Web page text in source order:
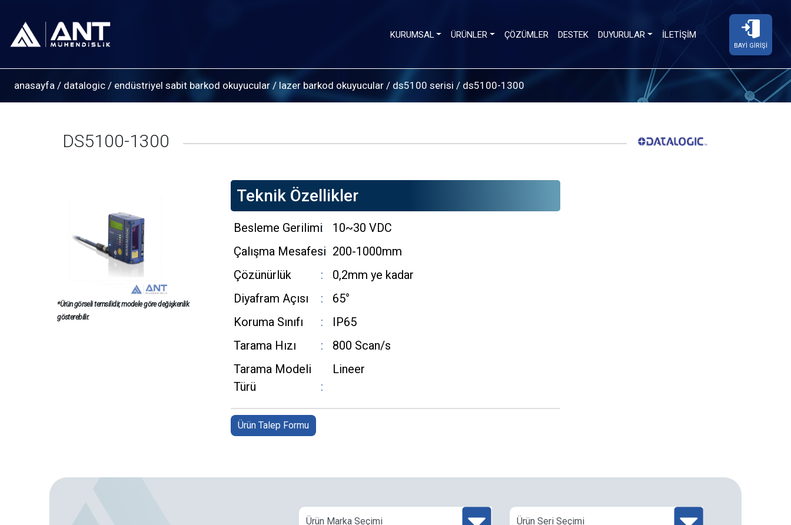
KURUMSAL ÜRÜNLER ÇÖZÜMLER DESTEK DUYURULAR İLETIŞIM
BAYI GIRIŞI
anasayfa / datalogic / endüstriyel sabit barkod okuyucular / lazer barkod okuyucular / ds5100 serisi / ds5100-1300
DS5100-1300
*Ürün görseli temsilidir, modele göre değişkenlik
gösterebilir.
Teknik Özellikler
Besleme Gerilimi
10~30 VDC
Çalışma Mesafesi 200-1000mm
Çözünürlük
0,2mm ye kadar
Diyafram Açısı
65°
Koruma Sınıfı
IP65
Tarama Hızı
800 Scan/s
Tarama Modeli
Türü
Lineer
Ürün Talep Formu